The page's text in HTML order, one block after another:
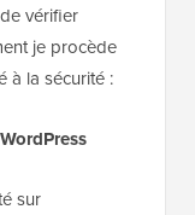
vérifier
je procède
à la sécurité :
sur